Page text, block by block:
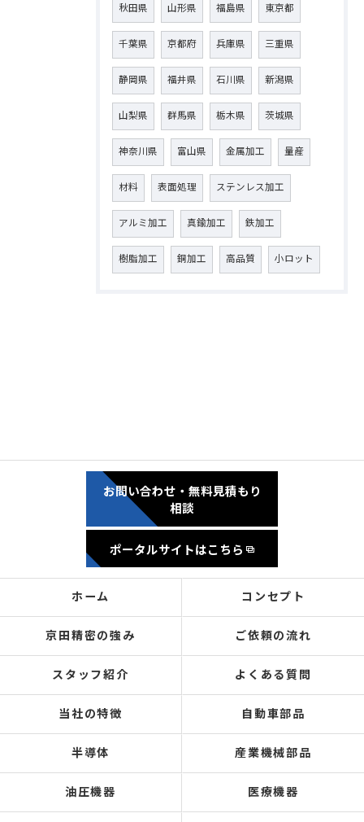
秋田県 山形県 福島県 東京都
千葉県 京都府 兵庫県 三重県
静岡県 福井県 石川県 新潟県
山梨県 群馬県 栃木県 茨城県
神奈川県 富山県 金属加工 量産
材料 表面処理 ステンレス加工
アルミ加工 真鍮加工 鉄加工
樹脂加工 銅加工 高品質 小ロット
お問い合わせ・無料見積もり
相談
ポータルサイトはこちら
ホーム コンセプト
京田精密の強み ご依頼の流れ
スタッフ紹介 よくある質問
当社の特徴 自動車部品
半導体 産業機械部品
油圧機器 医療機器